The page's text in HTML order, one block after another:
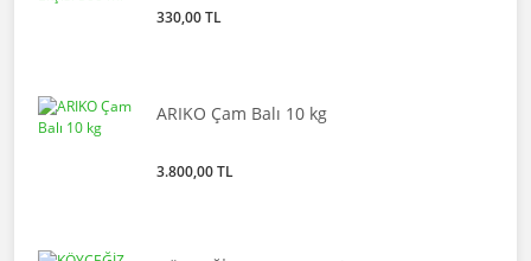
330,00 TL
ARIKO Çam Balı 10 kg
3.800,00 TL